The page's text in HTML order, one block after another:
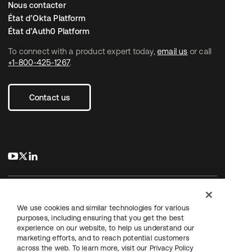
To connect with a product expert today, email us or call
+1-800-425-1267.
Contact us
s’ouvre dans un nouvel onglet
s’ouvre dans un nouvel onglet
Nous contacter
État d’Okta Platform
État d’Auth0 Platform
JuridiquePolitique de confidentialité
Conditions d’utilisation du siteSécuritéPlan du site
We use cookies and similar technologies for various
purposes, including ensuring that you get the best
experience on our website, to help us understand our
marketing efforts, and to reach potential customers
across the web. To learn more, visit our Privacy Policy